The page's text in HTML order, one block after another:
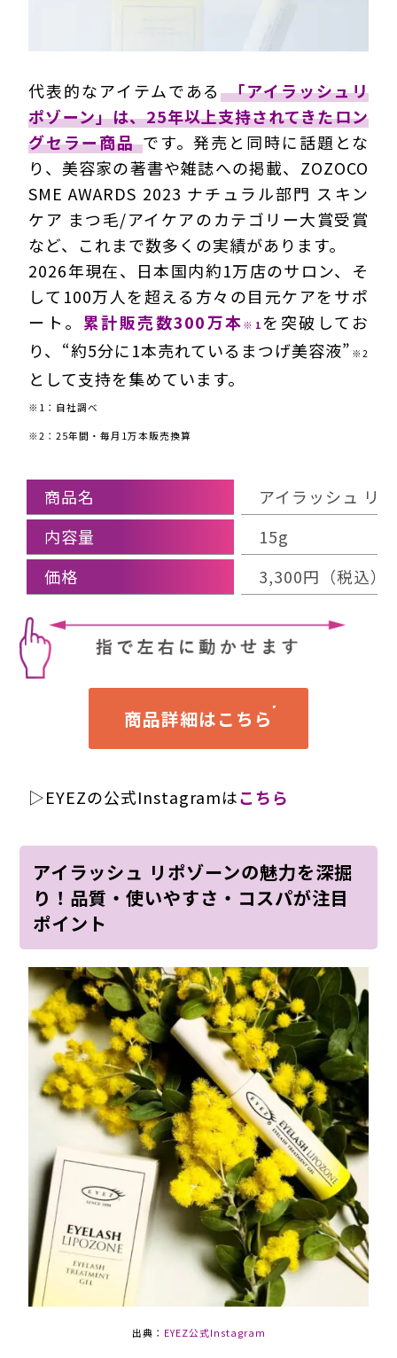
代表的なアイテムである 「アイラッシュリ
ポゾーン」は、25年以上支持されてきたロン
グセラー商品 です。発売と同時に話題とな
り、美容家の著書や雑誌への掲載、ZOZOCO
SME AWARDS 2023 ナチュラル部門 スキン
ケア まつ毛/アイケアのカテゴリー大賞受賞
など、これまで数多くの実績があります。
2026年現在、日本国内約1万店のサロン、そ
して100万人を超える方々の目元ケアをサポ
ート。 累計販売数300万本 ※1 を突破してお
り、“約5分に1本売れているまつげ美容液” ※2
として支持を集めています。
※1：自社調べ
※2：25年間・毎月1万本販売換算
商品名
アイラッシュ リ
内容量
15g
価格
3,300円（税込）
商品詳細はこちら
▷EYEZの公式Instagramはこちら
アイラッシュ リポゾーンの魅力を深掘
り！品質・使いやすさ・コスパが注目
ポイント
出典： EYEZ公式Instagram